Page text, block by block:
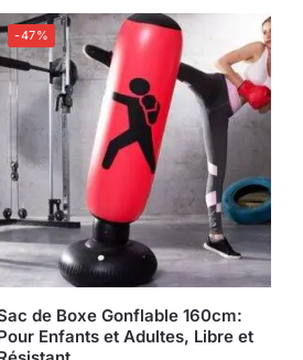
-47%
de Boxe Gonflable 160cm:
Enfants et Adultes, Libre et